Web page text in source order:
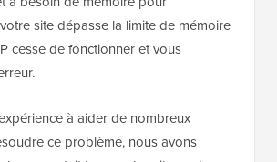
site dépasse la limite de mémoire
cesse de fonctionner et vous
à aider de nombreux
ce problème, nous avons